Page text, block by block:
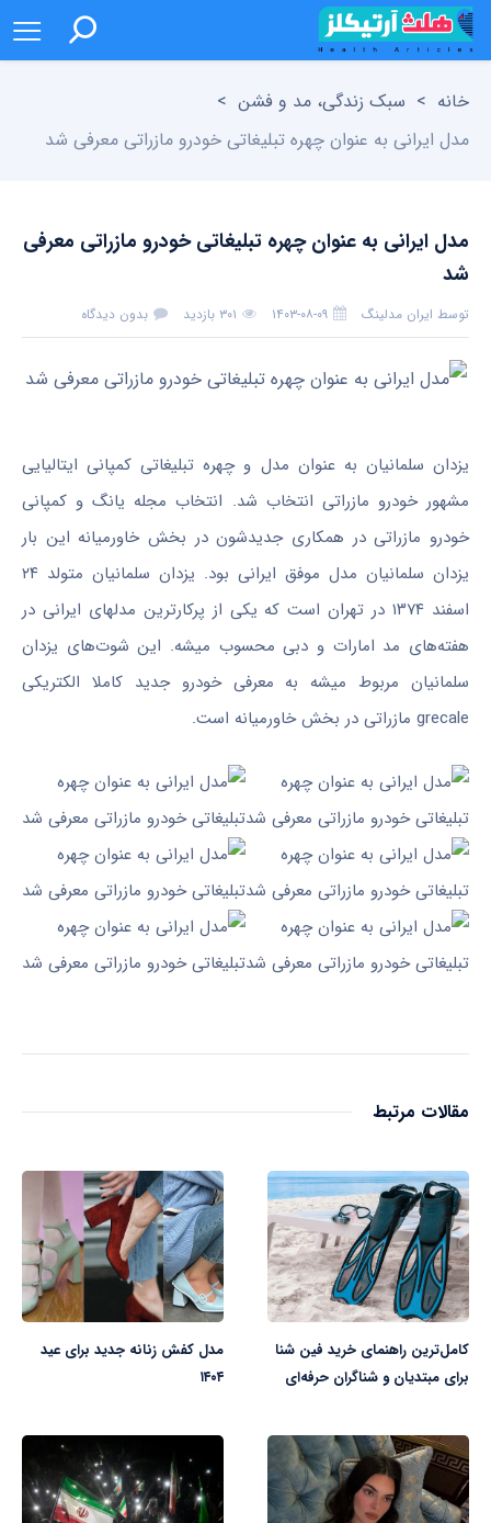
خانه > سبک زندگی، مد و فشن >
مدل ایرانی به عنوان چهره تبلیغاتی خودرو مازراتی معرفی شد
مدل ایرانی به عنوان چهره تبلیغاتی خودرو مازراتی معرفی
شد
توسط ایران مدلینگ ۱۴۰۳-۰۸-۰۹ ۳۰۱ بازدید بدون دیدگاه
یزدان سلمانیان به عنوان مدل و چهره تبلیغاتی کمپانی ایتالیایی
مشهور خودرو مازراتی انتخاب شد. انتخاب مجله یانگ و کمپانی
خودرو مازراتی در همکاری جدیدشون در بخش خاورمیانه این بار
یزدان سلمانیان مدل موفق ایرانی بود. یزدان سلمانیان متولد ۲۴
اسفند ۱۳۷۴ در تهران است که یکی از پرکارترین ‌مدلهای ایرانی در
هفته‌های مد امارات و دبی محسوب میشه. این شوت‌های یزدان
سلمانیان مربوط میشه به معرفی خودرو جدید کاملا الکتریکی
grecale مازراتی در بخش خاورمیانه است.
مقالات مرتبط
کامل‌ترین راهنمای خرید فین شنا
برای مبتدیان و شناگران حرفه‌ای
مدل کفش زنانه جدید برای عید
۱۴۰۴